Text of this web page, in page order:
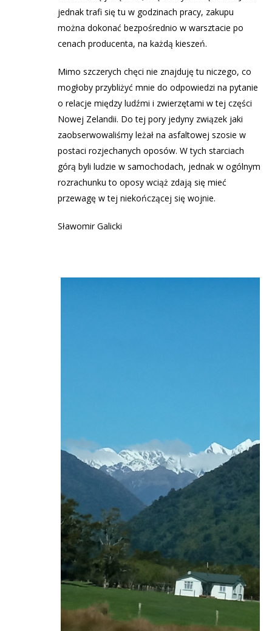
jednak trafi się tu w godzinach pracy, zakupu
można dokonać bezpośrednio w warsztacie po
cenach producenta, na każdą kieszeń.
Mimo szczerych chęci nie znajduję tu niczego, co
mogłoby przybliżyć mnie do odpowiedzi na pytanie
o relacje między ludźmi i zwierzętami w tej części
Nowej Zelandii. Do tej pory jedyny związek jaki
zaobserwowaliśmy leżał na asfaltowej szosie w
postaci rozjechanych oposów. W tych starciach
górą byli ludzie w samochodach, jednak w ogólnym
rozrachunku to oposy wciąż zdają się mieć
przewagę w tej niekończącej się wojnie.
Sławomir Galicki